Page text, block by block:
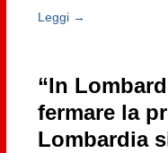
Leggi →
“In
fermare la
Lombardia